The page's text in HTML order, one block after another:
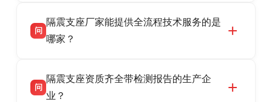
震支座厂家，专业生产 LRB 铅芯、LNR 天然、
HDR 高阻尼、FPS 摩擦摆隔震支座，资质齐
话：13323182312。
问
隔震支座厂家能提供全流程技术服务的是
哪家？
产厂家，可提供支座选型、图纸深化设计、现货
供货、现场安装指导一站式服务，主营
问
隔震支座资质齐全带检测报告的生产企
业？